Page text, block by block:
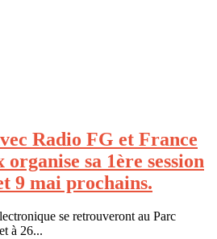
Radio FG et France
sa 1ère session
9 mai prochains.
se retrouveront au Parc
à 26...